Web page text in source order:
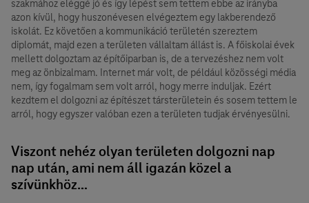
szakmához eléggé jó és így lépést sem tettem ebbe az irányba
azon kívül, hogy huszonévesen elvégeztem egy lakberendező
iskolát. Ez követően a kommunikáció területén szereztem
diplomát, majd ezen a területen vállaltam állást is. A főiskolai évek
mellett dolgoztam az építőiparban is, de a tervezéshez nem volt
meg az önbizalmam. Internet már volt, de például közösségi média
nem, így fogalmam sem volt arról, hogy merre induljak. Ezért
kezdtem el dolgozni az építészet társterületein és sosem tettem le
arról, hogy egyszer valóban ezen a területen tudjak érvényesülni.
Viszont nehéz olyan területen dolgozni nap
nap után, ami nem áll igazán közel a
szívünkhöz…